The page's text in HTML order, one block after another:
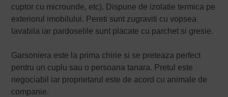
cuptor cu microunde, etc). Dispune de izolatie termica pe
exteriorul imobilului. Pereti sunt zugraviti cu vopsea
lavabila iar pardoselile sunt placate cu parchet si gresie.
Garsoniera este la prima chirie si se preteaza perfect
pentru un cuplu sau o persoana tanara. Pretul este
negociabil iar proprietarul este de acord cu animale de
companie.